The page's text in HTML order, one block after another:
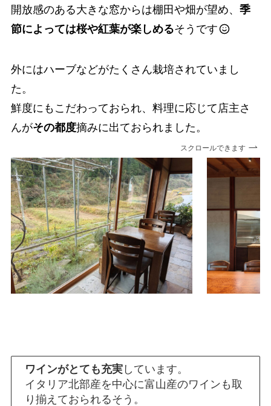
開放感のある大きな窓からは棚田や畑が望め、 季
節によっては桜や紅葉が楽しめるそうです
外にはハーブなどがたくさん栽培されていまし
た。
鮮度にもこだわっておられ、料理に応じて店主さ
んがその都度摘みに出ておられました。
スクロールできます
ワインがとても充実 しています。
イタリア北部産を中心に富山産のワインも取
り揃えておられるそう。